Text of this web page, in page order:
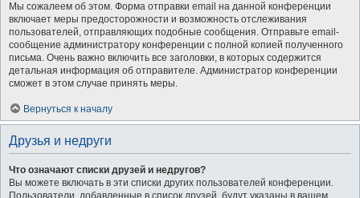
Мы сожалеем об этом. Форма отправки email на данной конференции
включает меры предосторожности и возможность отслеживания
пользователей, отправляющих подобные сообщения. Отправьте email-
сообщение администратору конференции с полной копией полученного
письма. Очень важно включить все заголовки, в которых содержится
детальная информация об отправителе. Администратор конференции
сможет в этом случае принять меры.
Вернуться к началу
Друзья и недруги
Что означают списки друзей и недругов?
Вы можете включать в эти списки других пользователей конференции.
Пользователи, добавленные в список друзей, будут указаны в вашем